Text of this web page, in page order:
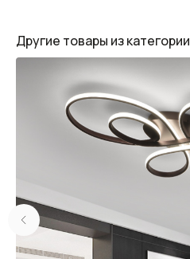
Другие товары из категории